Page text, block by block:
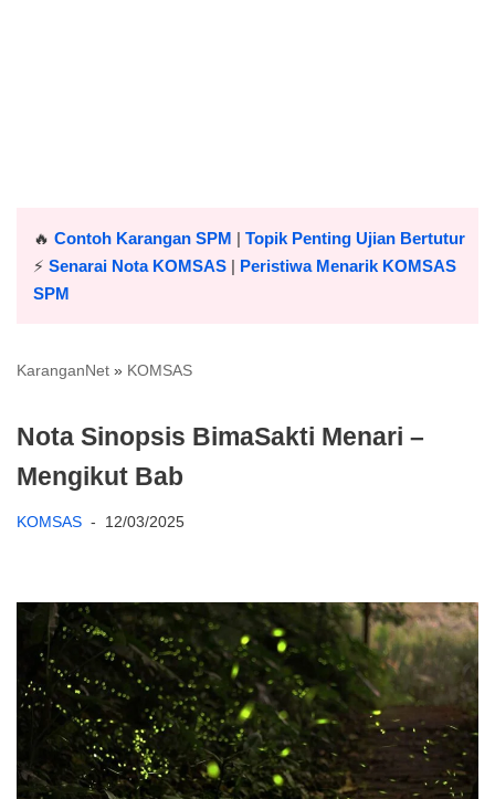
🔥 Contoh Karangan SPM | Topik Penting Ujian Bertutur
⚡️ Senarai Nota KOMSAS | Peristiwa Menarik KOMSAS
SPM
KaranganNet » KOMSAS
Nota Sinopsis BimaSakti Menari –
Mengikut Bab
KOMSAS 12/03/2025